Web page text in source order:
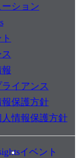
ーション
ライアンス
保護方針
情報保護方針
イベント